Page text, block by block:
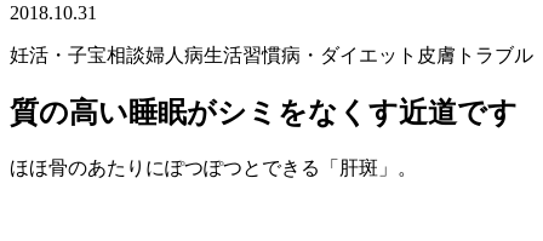
2018.10.31
妊活・子宝相談婦人病生活習慣病・ダイエット 皮膚トラブル
質の高い睡眠がシミをなくす近道です
ほほ骨のあたりにぽつぽつとできる「肝斑」。